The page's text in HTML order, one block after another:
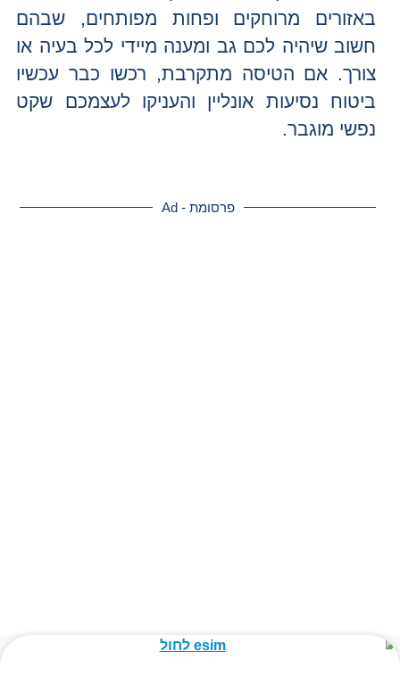
באזורים מרוחקים ופחות מפותחים, שבהם
חשוב שיהיה לכם גב ומענה מיידי לכל בעיה או
צורך. אם הטיסה מתקרבת, רכשו כבר עכשיו
ביטוח נסיעות אונליין והעניקו לעצמכם שקט
נפשי מוגבר.
פרסומת - Ad